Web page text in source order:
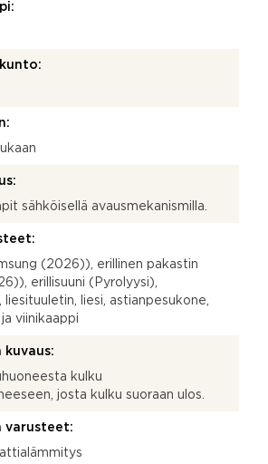
sähköisellä avausmekanismilla.
(2026)), erillinen pakastin
erillisuuni (Pyrolyysi),
liesituuletin, liesi, astianpesukone,
viinikaappi
kuvaus:
kulku
josta kulku suoraan ulos.
varusteet: